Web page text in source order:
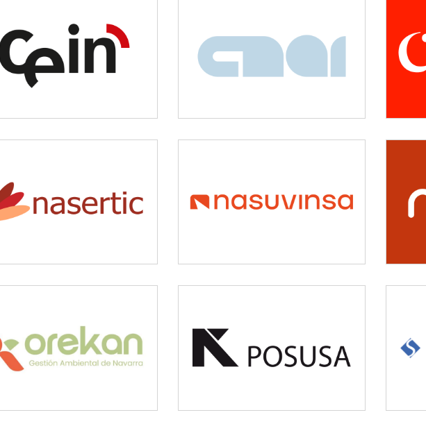
CEIN
Desarrollo empresarial
CNAI
Idiomas
Servicios tecnológicos y
NASUVINSA
OREKAN
Medio ambiente Medio ambiente